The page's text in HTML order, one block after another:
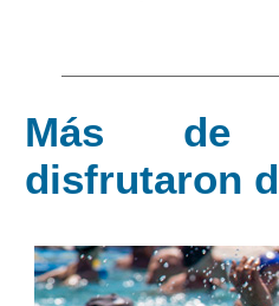
Más de
disfrutaron